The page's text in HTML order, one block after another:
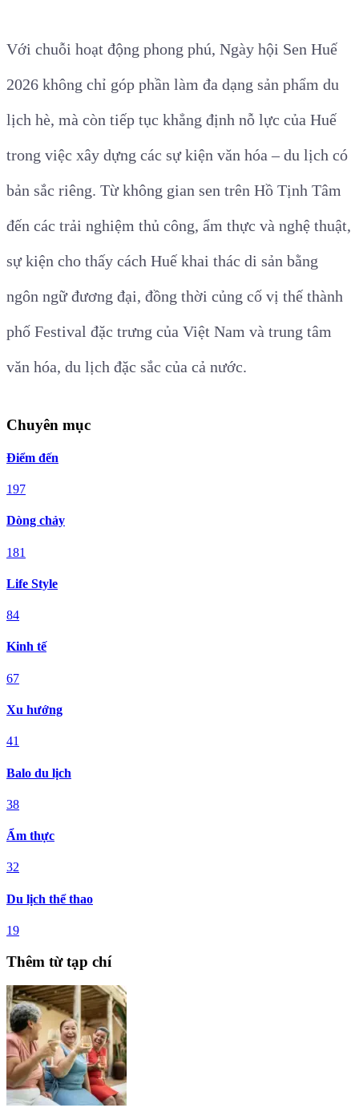
Với chuỗi hoạt động phong phú, Ngày hội Sen Huế
2026 không chỉ góp phần làm đa dạng sản phẩm du
lịch hè, mà còn tiếp tục khẳng định nỗ lực của Huế
trong việc xây dựng các sự kiện văn hóa – du lịch có
bản sắc riêng. Từ không gian sen trên Hồ Tịnh Tâm
đến các trải nghiệm thủ công, ẩm thực và nghệ thuật,
sự kiện cho thấy cách Huế khai thác di sản bằng
ngôn ngữ đương đại, đồng thời củng cố vị thế thành
phố Festival đặc trưng của Việt Nam và trung tâm
văn hóa, du lịch đặc sắc của cả nước.
Chuyên mục
Điểm đến
197
Dòng chảy
181
Life Style
84
Kinh tế
67
Xu hướng
41
Balo du lịch
38
Ẩm thực
32
Du lịch thể thao
19
Thêm từ tạp chí